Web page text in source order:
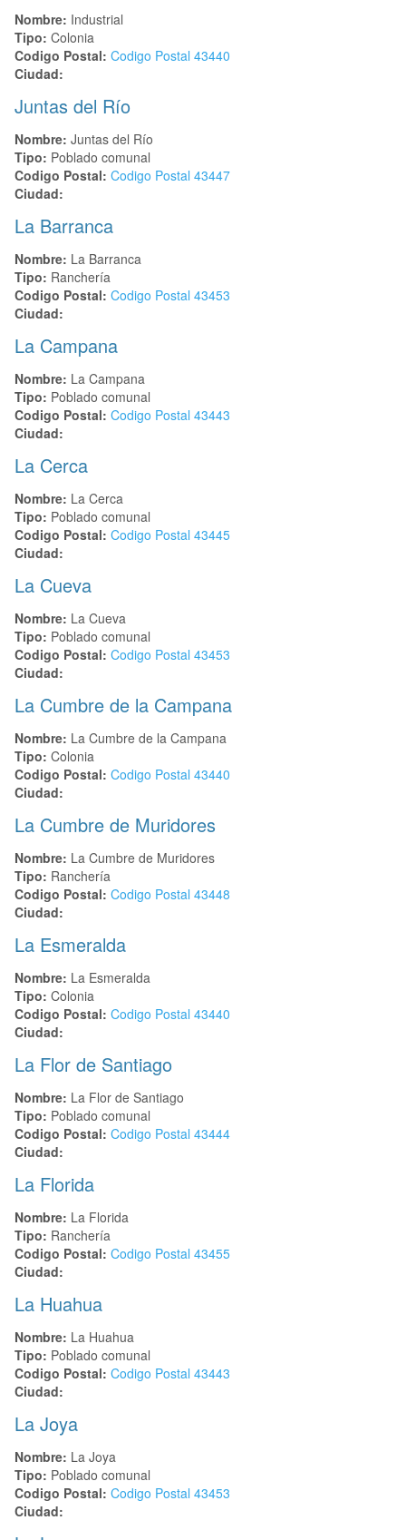
Nombre: Industrial
Tipo: Colonia
Codigo Postal: Codigo Postal 43440
Ciudad:
Juntas del Río
Nombre: Juntas del Río
Tipo: Poblado comunal
Codigo Postal: Codigo Postal 43447
Ciudad:
La Barranca
Nombre: La Barranca
Tipo: Ranchería
Codigo Postal: Codigo Postal 43453
Ciudad:
La Campana
Nombre: La Campana
Tipo: Poblado comunal
Codigo Postal: Codigo Postal 43443
Ciudad:
La Cerca
Nombre: La Cerca
Tipo: Poblado comunal
Codigo Postal: Codigo Postal 43445
Ciudad:
La Cueva
Nombre: La Cueva
Tipo: Poblado comunal
Codigo Postal: Codigo Postal 43453
Ciudad:
La Cumbre de la Campana
Nombre: La Cumbre de la Campana
Tipo: Colonia
Codigo Postal: Codigo Postal 43440
Ciudad:
La Cumbre de Muridores
Nombre: La Cumbre de Muridores
Tipo: Ranchería
Codigo Postal: Codigo Postal 43448
Ciudad:
La Esmeralda
Nombre: La Esmeralda
Tipo: Colonia
Codigo Postal: Codigo Postal 43440
Ciudad:
La Flor de Santiago
Nombre: La Flor de Santiago
Tipo: Poblado comunal
Codigo Postal: Codigo Postal 43444
Ciudad:
La Florida
Nombre: La Florida
Tipo: Ranchería
Codigo Postal: Codigo Postal 43455
Ciudad:
La Huahua
Nombre: La Huahua
Tipo: Poblado comunal
Codigo Postal: Codigo Postal 43443
Ciudad:
La Joya
Nombre: La Joya
Tipo: Poblado comunal
Codigo Postal: Codigo Postal 43453
Ciudad: